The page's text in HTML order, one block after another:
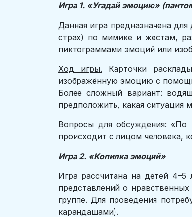
Игра 1. «Угадай эмоцию»
Данная игра предназначена
страх) по мимике и жестам,
пиктограммами эмоций или
Ход игры. Карточки
изображённую эмоцию с
Более сложный вариант:
предположить, какая ситуация
Вопросы для обсуждения: «По
происходит с лицом человека,
Игра 2. «Копилка эмоций»
Игра рассчитана на детей 4–5
представлений о
группе. Для проведения
карандашами).